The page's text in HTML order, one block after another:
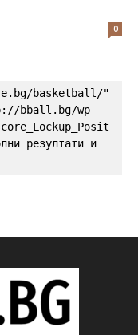
0
basketball/"
bball.bg/wp-
резултати и